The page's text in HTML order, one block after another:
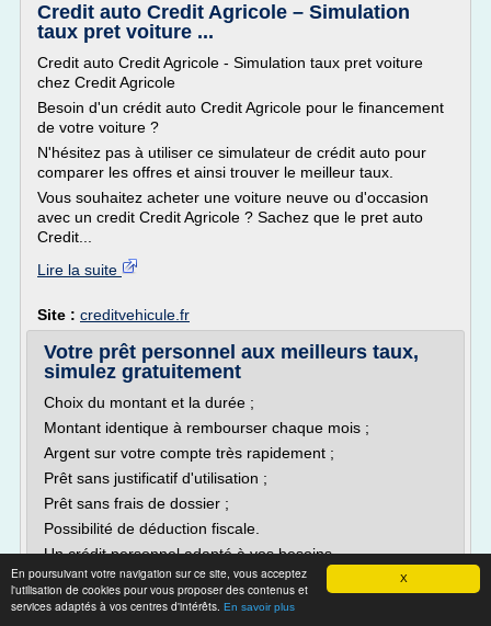
X
En poursuivant votre navigation sur ce site, vous acceptez
l'utilisation de cookies pour vous proposer des contenus et
services adaptés à vos centres d'intérêts. En savoir plus
Credit auto Credit Agricole – Simulation
taux pret voiture ...
Credit auto Credit Agricole - Simulation taux pret voiture
chez Credit Agricole
Besoin d'un crédit auto Credit Agricole pour le financement
de votre voiture ?
N'hésitez pas à utiliser ce simulateur de crédit auto pour
comparer les offres et ainsi trouver le meilleur taux.
Vous souhaitez acheter une voiture neuve ou d'occasion
avec un credit Credit Agricole ? Sachez que le pret auto
Credit...
Lire la suite
Site : creditvehicule.fr
Votre prêt personnel aux meilleurs taux,
simulez gratuitement
Choix du montant et la durée ;
Montant identique à rembourser chaque mois ;
Argent sur votre compte très rapidement ;
Prêt sans justificatif d'utilisation ;
Prêt sans frais de dossier ;
Possibilité de déduction fiscale.
Un crédit personnel adapté à vos besoins
Si vous répondez aux conditions, nous pourrons vous
proposer les meilleurs taux du marché ! Par ailleurs, nous
travaillons...